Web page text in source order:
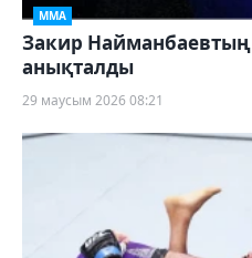
ММА
Закир Найманбаевтың
анықталды
29 маусым 2026 08:21